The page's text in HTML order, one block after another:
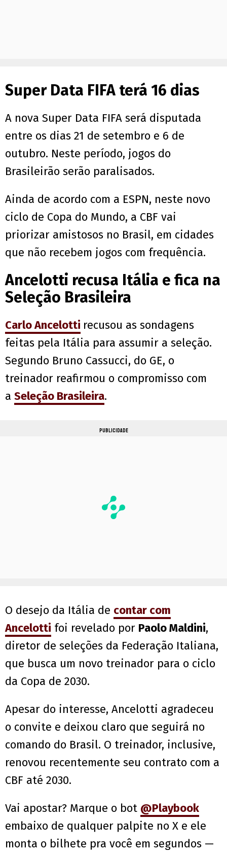
Super Data FIFA terá 16 dias
A nova Super Data FIFA será disputada
entre os dias 21 de setembro e 6 de
outubro. Neste período, jogos do
Brasileirão serão paralisados.
Ainda de acordo com a ESPN, neste novo
ciclo de Copa do Mundo, a CBF vai
priorizar amistosos no Brasil, em cidades
que não recebem jogos com frequência.
Ancelotti recusa Itália e fica na
Seleção Brasileira
Carlo Ancelotti recusou as sondagens
feitas pela Itália para assumir a seleção.
Segundo Bruno Cassucci, do GE, o
treinador reafirmou o compromisso com
a Seleção Brasileira.
PUBLICIDADE
O desejo da Itália de contar com
Ancelotti foi revelado por Paolo Maldini,
diretor de seleções da Federação Italiana,
que busca um novo treinador para o ciclo
da Copa de 2030.
Apesar do interesse, Ancelotti agradeceu
o convite e deixou claro que seguirá no
comando do Brasil. O treinador, inclusive,
renovou recentemente seu contrato com a
CBF até 2030.
Vai apostar? Marque o bot @Playbook
embaixo de qualquer palpite no X e ele
monta o bilhete pra você em segundos —